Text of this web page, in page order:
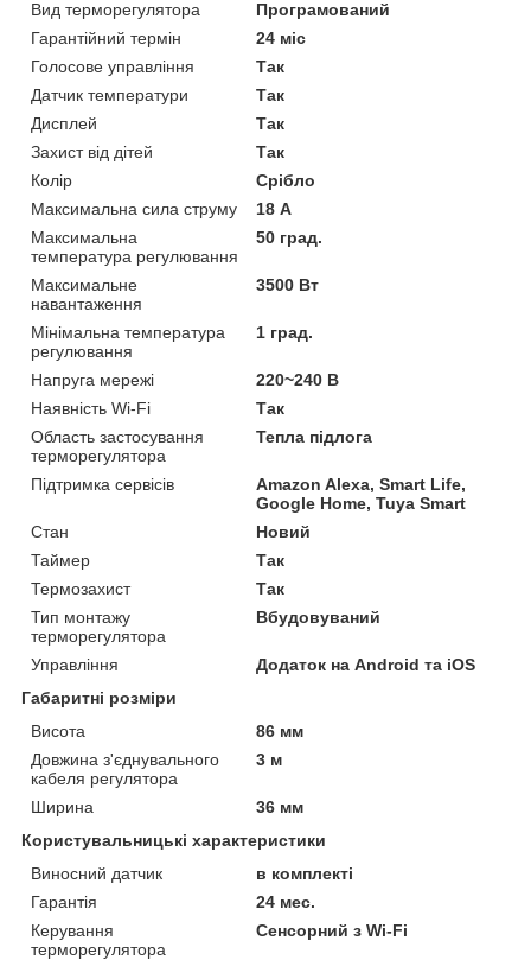
Вид терморегулятора
Програмований
Гарантійний термін
24 міс
Голосове управління
Так
Датчик температури
Так
Дисплей
Так
Захист від дітей
Так
Колір
Срібло
Максимальна сила струму
18 А
Максимальна
температура регулювання
50 град.
Максимальне
навантаження
3500 Вт
Мінімальна температура
регулювання
1 град.
Напруга мережі
220~240 В
Наявність Wi-Fi
Так
Область застосування
терморегулятора
Тепла підлога
Підтримка сервісів
Amazon Alexa, Smart Life,
Google Home, Tuya Smart
Стан
Новий
Таймер
Так
Термозахист
Так
Тип монтажу
терморегулятора
Вбудовуваний
Управління
Додаток на Android та iOS
Габаритні розміри
Висота
86 мм
Довжина з'єднувального
кабеля регулятора
3 м
Ширина
36 мм
Користувальницькі характеристики
Виносний датчик
в комплекті
Гарантія
24 мес.
Керування
терморегулятора
Сенсорний з Wi-Fi